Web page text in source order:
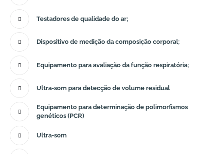
Testadores de qualidade do ar;
Dispositivo de medição da composição corporal;
Equipamento para avaliação da função respiratória;
Ultra-som para detecção de volume residual
Equipamento para determinação de polimorfismos
genéticos (PCR)
Ultra-som